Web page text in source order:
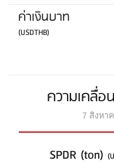
ค่าเงินบาท
(USDTHB)
ความเคลื่
7 สิงหา
SPDR (ton)